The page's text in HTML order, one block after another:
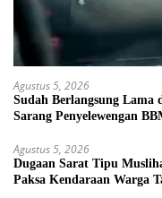
Agustus 5, 2026
Sudah Berlangsung
Sarang Penyelewengan
Agustus 5, 2026
Dugaan Sarat Tipu
Paksa Kendaraan Warga